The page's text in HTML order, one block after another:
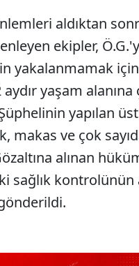
aldıktan
ekipler,
yakalanmamak
yaşam
yapılan
makas ve çok
alınan
sağlık kontrolünün